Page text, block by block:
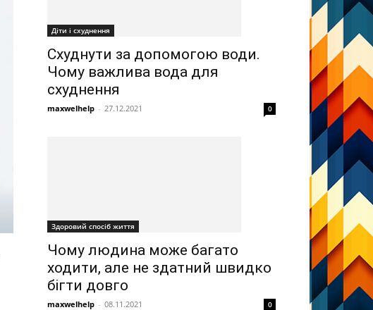
Діти і схуднення
Схуднути за допомогою води.
Чому важлива вода для
схуднення
maxwelhelp - 27.12.2021 0
Здоровий спосіб життя
Чому людина може багато
ходити, але не здатний швидко
бігти довго
maxwelhelp - 08.11.2021 0